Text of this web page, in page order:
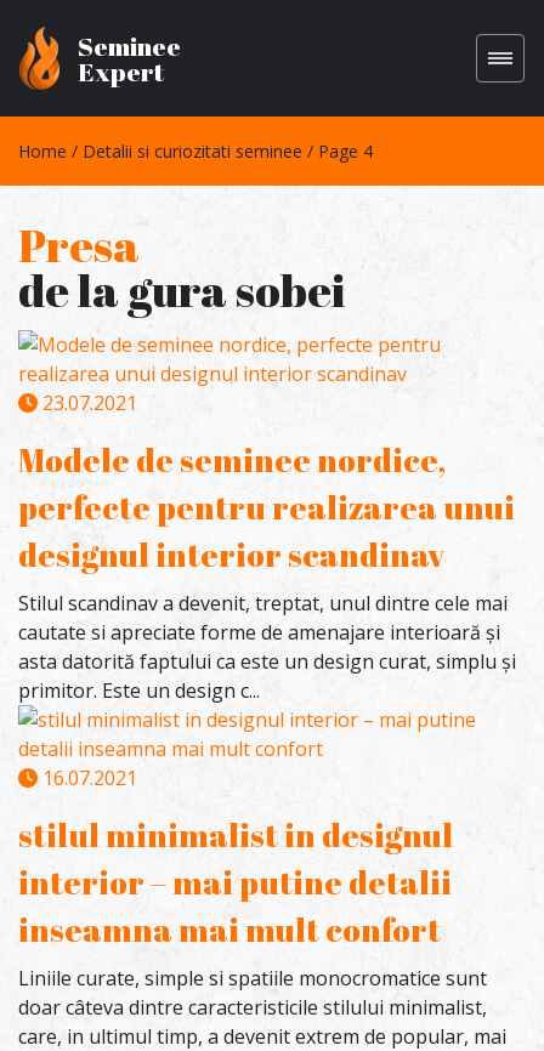
Seminee
Expert
Home Detalii si curiozitati seminee Page 4
Presa
de la gura sobei
23.07.2021
Modele de seminee nordice,
perfecte pentru realizarea unui
designul interior scandinav
Stilul scandinav a devenit, treptat, unul dintre cele mai
cautate si apreciate forme de amenajare interioară și
asta datorită faptului ca este un design curat, simplu și
primitor. Este un design c...
16.07.2021
stilul minimalist in designul
interior – mai putine detalii
inseamna mai mult confort
Liniile curate, simple si spatiile monocromatice sunt
doar câteva dintre caracteristicile stilului minimalist,
care, in ultimul timp, a devenit extrem de popular, mai